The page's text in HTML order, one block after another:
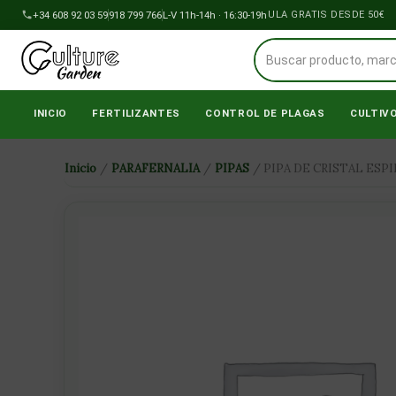
al
contenido
+34 608 92 03 59918 799 766L-V 11h-14h · 16:30-19h
ENVÍOS A PENÍNSULA GRATIS DESDE 50€
INICIO FERTILIZANTES CONTROL DE PLAGAS CULTIVO
Inicio / PARAFERNALIA / PIPAS / PIPA DE CRISTAL